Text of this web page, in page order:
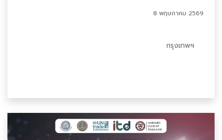
กรุงเทพฯ
8 พฤษภาคม 2569